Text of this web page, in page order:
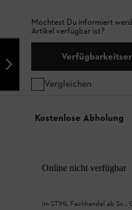
Möchtest Du informiert
Artikel verfügbar ist?
Vergleichen
Kostenlose Abholung
Online nicht verfügbar
Im STIHL Fachhandel ab So.,